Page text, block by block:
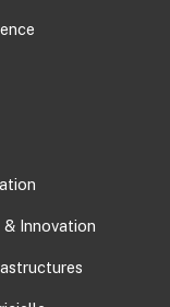
Innovation